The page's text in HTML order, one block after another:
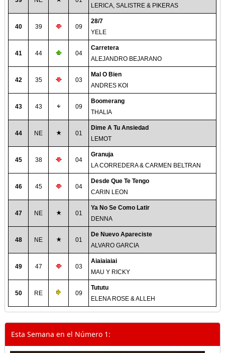
LERICA, SALISTRE & PIKERAS
40 39 09
28/7
YELE
41 44 04
Carretera
ALEJANDRO BEJARANO
42 35 03
Mal O Bien
ANDRES KOI
43 43 09
Boomerang
THALIA
44 NE 01
Dime A Tu Ansiedad
LEMOT
45 38 04
Granuja
LA CORREDERA & CARMEN BELTRAN
46 45 04
Desde Que Te Tengo
CARIN LEON
47 NE 01
Ya No Se Como Latir
DENNA
48 NE 01
De Nuevo Apareciste
ALVARO GARCIA
49 47 03
Aiaiaiaiai
MAU Y RICKY
50 RE 09
Tututu
ELENA ROSE & ALLEH
Esta Semana en el Número 1: